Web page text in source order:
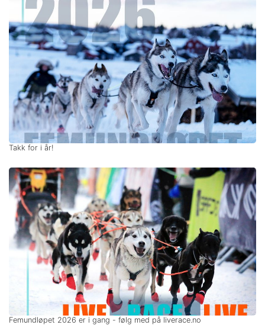
Takk for i år!
Femundløpet 2026 er i gang - følg med på liverace.no